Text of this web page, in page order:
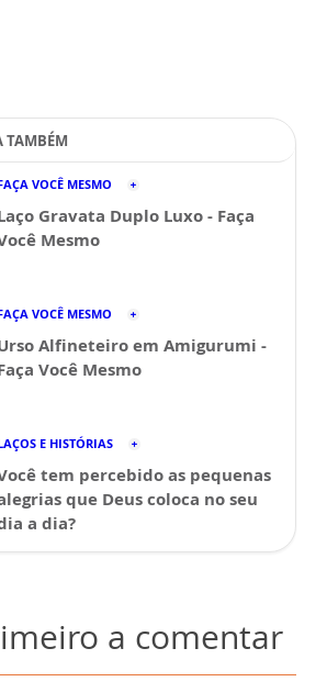
TAMBÉM
VOCÊ MESMO
Gravata Duplo Luxo - Faça
Mesmo
VOCÊ MESMO
Alfineteiro em Amigurumi -
Você Mesmo
E HISTÓRIAS
tem percebido as pequenas
que Deus coloca no seu
a dia?
a comentar